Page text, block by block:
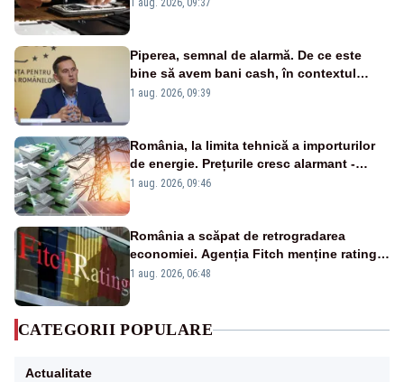
1 aug. 2026, 09:37
Piperea, semnal de alarmă. De ce este
bine să avem bani cash, în contextul
alertei energetice?
1 aug. 2026, 09:39
România, la limita tehnică a importurilor
de energie. Prețurile cresc alarmant -
Analiză Realitatea Plus
1 aug. 2026, 09:46
România a scăpat de retrogradarea
economiei. Agenția Fitch menține ratingul
„BBB-” cu perspectivă negativă
1 aug. 2026, 06:48
CATEGORII POPULARE
Actualitate